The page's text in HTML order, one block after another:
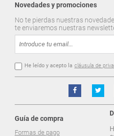
Novedades y promociones
No te pierdas nuestras
te enviaremos nuestras
He leído y acepto la cláusula de
Guía de compra
Formas de pago